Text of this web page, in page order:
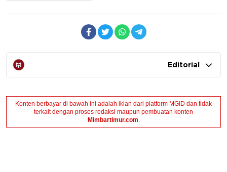
Editorial
Konten berbayar di bawah ini adalah iklan dari platform MGID dan tidak
terkait dengan proses redaksi maupun pembuatan konten
Mimbartimur.com.